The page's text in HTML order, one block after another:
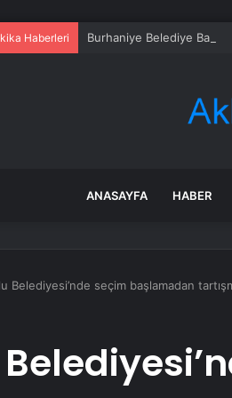
Haberleri Burhaniye Belediye
ANASAYFA HABER
Belediyesi’nde seçim başlamadan